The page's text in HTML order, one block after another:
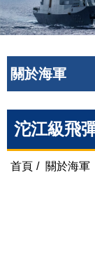
關於海軍
沱江級飛
首頁 / 關於海軍